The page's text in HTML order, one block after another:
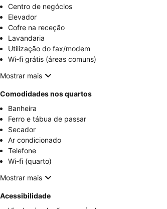
Centro de negócios
Elevador
Cofre na receção
Lavandaria
Utilização do fax/modem
Wi-fi grátis (áreas comuns)
Mostrar mais
Comodidades nos quartos
Banheira
Ferro e tábua de passar
Secador
Ar condicionado
Telefone
Wi-fi (quarto)
Mostrar mais
Acessibilidade